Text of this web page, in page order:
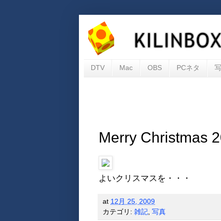
DTV Mac OBS PCネタ
Merry Christmas
よいクリスマスを・・・
at 12月 25, 2009
カテゴリ: 雑記, 写真